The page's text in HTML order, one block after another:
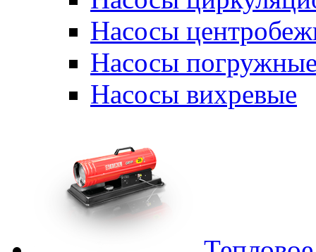
Насосы
Насосы
Насосы вихревые